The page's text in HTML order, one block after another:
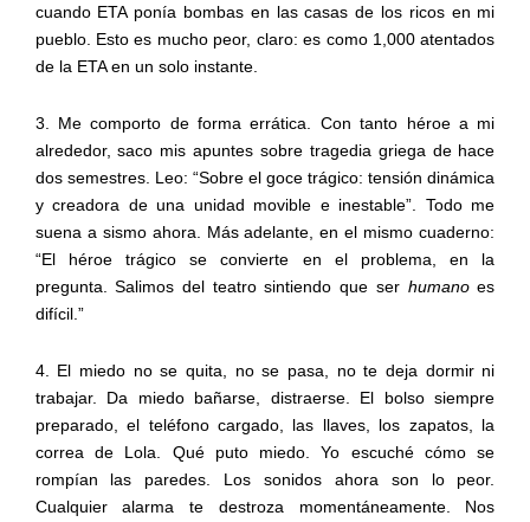
cuando ETA ponía bombas en las casas de los ricos en mi
pueblo. Esto es mucho peor, claro: es como 1,000 atentados
de la ETA en un solo instante.
3. Me comporto de forma errática. Con tanto héroe a mi
alrededor, saco mis apuntes sobre tragedia griega de hace
dos semestres. Leo: “Sobre el goce trágico: tensión dinámica
y creadora de una unidad movible e inestable”. Todo me
suena a sismo ahora. Más adelante, en el mismo cuaderno:
“El héroe trágico se convierte en el problema, en la
pregunta. Salimos del teatro sintiendo que ser humanoes
difícil.”
4. El miedo no se quita, no se pasa, no te deja dormir ni
trabajar. Da miedo bañarse, distraerse. El bolso siempre
preparado, el teléfono cargado, las llaves, los zapatos, la
correa de Lola. Qué puto miedo. Yo escuché cómo se
rompían las paredes. Los sonidos ahora son lo peor.
Cualquier alarma te destroza momentáneamente. Nos